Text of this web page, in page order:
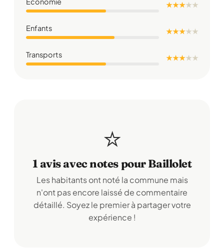
★ ★ ★★★
Enfants ★ ★ ★★★
Transports ★ ★ ★★★
⭐
1 avis avec notes pour Baillolet
Les habitants ont noté la commune mais
n'ont pas encore laissé de commentaire
détaillé. Soyez le premier à partager votre
expérience !